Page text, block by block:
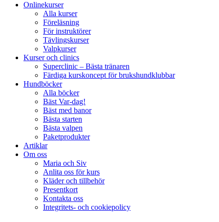
Onlinekurser
Alla kurser
Föreläsning
För instruktörer
Tävlingskurser
Valpkurser
Kurser och clinics
Superclinic – Bästa tränaren
Färdiga kurskoncept för brukshundklubbar
Hundböcker
Alla böcker
Bäst Var-dag!
Bäst med banor
Bästa starten
Bästa valpen
Paketprodukter
Artiklar
Om oss
Maria och Siv
Anlita oss för kurs
Kläder och tillbehör
Presentkort
Kontakta oss
Integritets- och cookiepolicy